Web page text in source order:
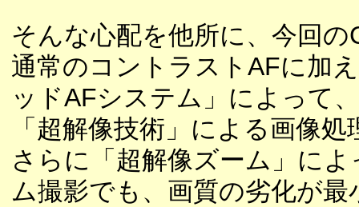
そんな心配を他所に、今回
通常のコントラストAFに加
ッドAFシステム」によって
「超解像技術」による画像
さらに「超解像ズーム」に
ム撮影でも、画質の劣化が